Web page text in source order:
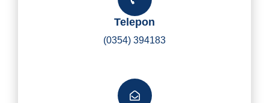
Telepon
(0354) 394183